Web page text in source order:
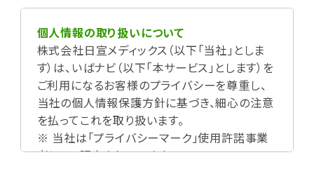
個人情報の取り扱いについて
株式会社日宣メディックス（以下「当社」としま
す）は、いばナビ（以下「本サービス」とします）を
ご利用になるお客様のプライバシーを尊重し、
当社の個人情報保護方針に基づき、細心の注意
を払ってこれを取り扱います。
※ 当社は「プライバシーマーク」使用許諾事業
者として認定されています。